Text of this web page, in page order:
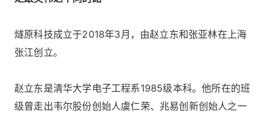
燧原科技成立于2018年3月，由赵立东和张亚林在上海
张江创立。
赵立东是清华大学电子工程系1985级本科。他所在的班
级曾走出韦尔股份创始人虞仁荣、兆易创新创始人之一